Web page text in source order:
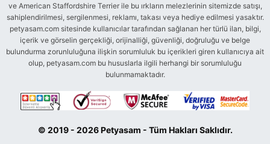
ve American Staffordshire Terrier ile bu ırkların melezlerinin sitemizde satışı,
sahiplendirilmesi, sergilenmesi, reklamı, takası veya hediye edilmesi yasaktır.
petyasam.com sitesinde kullanıcılar tarafından sağlanan her türlü ilan, bilgi,
içerik ve görselin gerçekliği, orijinalliği, güvenliği, doğruluğu ve belge
bulundurma zorunluluğuna ilişkin sorumluluk bu içerikleri giren kullanıcıya ait
olup, petyasam.com bu hususlarla ilgili herhangi bir sorumluluğu
bulunmamaktadır.
© 2019 - 2026 Petyasam - Tüm Hakları Saklıdır.